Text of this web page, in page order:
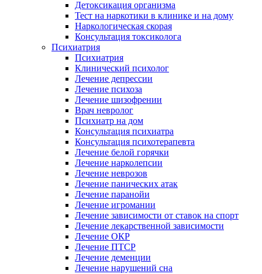
Детоксикация организма
Тест на наркотики в клинике и на дому
Наркологическая скорая
Консультация токсиколога
Психиатрия
Психиатрия
Клинический психолог
Лечение депрессии
Лечение психоза
Лечение шизофрении
Врач невролог
Психиатр на дом
Консультация психиатра
Консультация психотерапевта
Лечение белой горячки
Лечение нарколепсии
Лечение неврозов
Лечение панических атак
Лечение паранойи
Лечение игромании
Лечение зависимости от ставок на спорт
Лечение лекарственной зависимости
Лечение ОКР
Лечение ПТСР
Лечение деменции
Лечение нарушений сна